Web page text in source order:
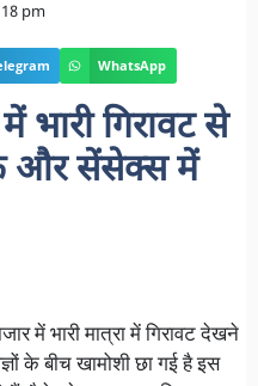
pm
WhatsApp
भारी गिरावट से
और सेंसेक्स में
में भारी मात्रा में गिरावट देखने
के बीच खामोशी छा गई है इस